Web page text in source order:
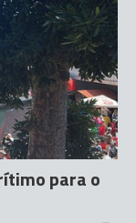
para o